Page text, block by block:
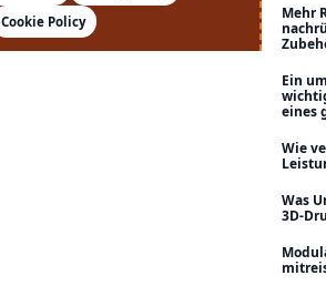
Cookie Policy
Mehr
Ein
eines
Wie
Was
3D-